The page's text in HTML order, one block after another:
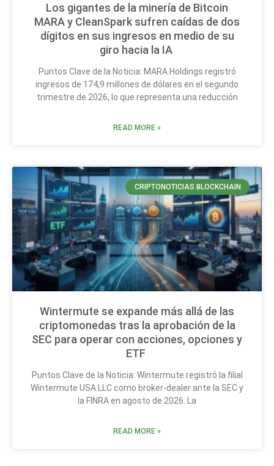
Los gigantes de la minería de Bitcoin
MARA y CleanSpark sufren caídas de dos
dígitos en sus ingresos en medio de su
giro hacia la IA
Puntos Clave de la Noticia: MARA Holdings registró
ingresos de 174,9 millones de dólares en el segundo
trimestre de 2026, lo que representa una reducción
READ MORE »
CRIPTONOTICIAS BLOCKCHAIN
Wintermute se expande más allá de las
criptomonedas tras la aprobación de la
SEC para operar con acciones, opciones y
ETF
Puntos Clave de la Noticia: Wintermute registró la filial
Wintermute USA LLC como broker-dealer ante la SEC y
la FINRA en agosto de 2026. La
READ MORE »